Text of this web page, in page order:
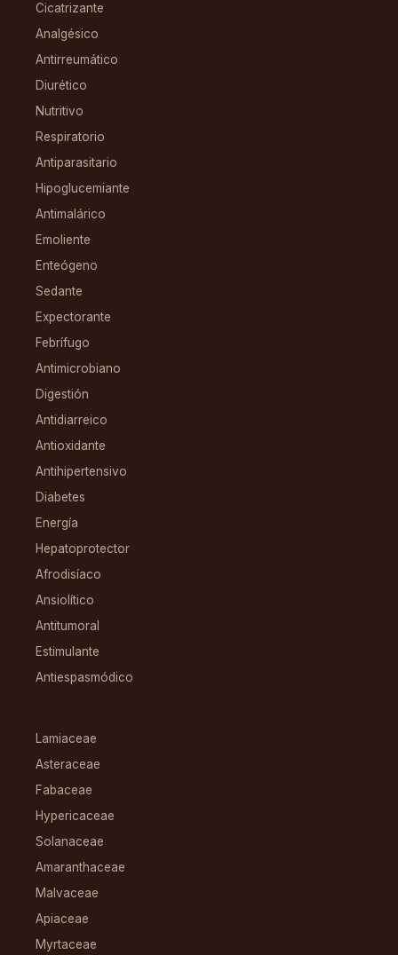
Cicatrizante
Analgésico
Antirreumático
Diurético
Nutritivo
Respiratorio
Antiparasitario
Hipoglucemiante
Antimalárico
Emoliente
Enteógeno
Sedante
Expectorante
Febrífugo
Antimicrobiano
Digestión
Antidiarreico
Antioxidante
Antihipertensivo
Diabetes
Energía
Hepatoprotector
Afrodisíaco
Ansiolítico
Antitumoral
Estimulante
Antiespasmódico
Lamiaceae
Asteraceae
Fabaceae
Hypericaceae
Solanaceae
Amaranthaceae
Malvaceae
Apiaceae
Myrtaceae